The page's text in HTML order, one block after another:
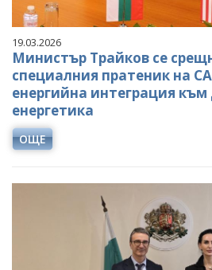
19.03.2026
Министър Трайков се
специалния пратеник на
енергийна интеграция
енергетика
ОЩЕ